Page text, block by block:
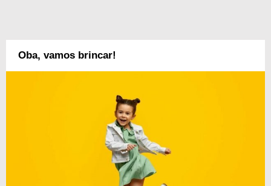
Oba, vamos brincar!